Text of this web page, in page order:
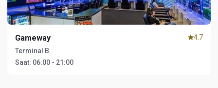
Gameway
Terminal B
Saat: 06:00 - 21:00
4.7